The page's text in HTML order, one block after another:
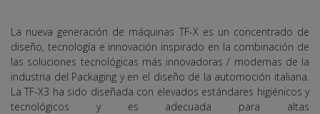
La nueva generación de máquinas TF-X es un concentrado de
diseño, tecnología e innovación inspirado en la combinación de
las soluciones tecnológicas más innovadoras / modernas de la
industria del Packaging y en el diseño de la automoción italiana.
La TF-X3 ha sido diseñada con elevados estándares higiénicos y
tecnológicos y es adecuada para altas